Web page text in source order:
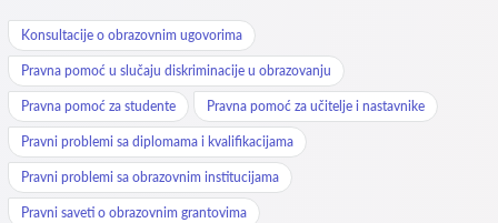
Konsultacije o obrazovnim ugovorima
Pravna pomoć u slučaju diskriminacije u obrazovanju
Pravna pomoć za studente Pravna pomoć za učitelje i nastavnike
Pravni problemi sa diplomama i kvalifikacijama
Pravni problemi sa obrazovnim institucijama
Pravni saveti o obrazovnim grantovima